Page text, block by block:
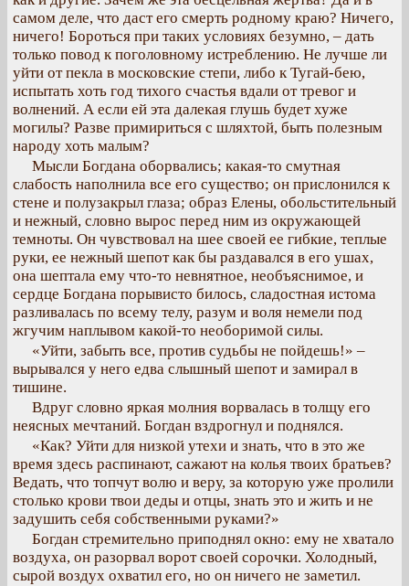
самом деле, что даст его смерть родному краю? Ничего,
ничего! Бороться при таких условиях безумно, – дать
только повод к поголовному истреблению. Не лучше ли
уйти от пекла в московские степи, либо к Тугай-бею,
испытать хоть год тихого счастья вдали от тревог и
волнений. А если ей эта далекая глушь будет хуже
могилы? Разве примириться с шляхтой, быть полезным
народу хоть малым?
Мысли Богдана оборвались; какая-то смутная
слабость наполнила все его существо; он прислонился к
стене и полузакрыл глаза; образ Елены, обольстительный
и нежный, словно вырос перед ним из окружающей
темноты. Он чувствовал на шее своей ее гибкие, теплые
руки, ее нежный шепот как бы раздавался в его ушах,
она шептала ему что-то невнятное, необъяснимое, и
сердце Богдана порывисто билось, сладостная истома
разливалась по всему телу, разум и воля немели под
жгучим наплывом какой-то необоримой силы.
«Уйти, забыть все, против судьбы не пойдешь!» –
вырывался у него едва слышный шепот и замирал в
тишине.
Вдруг словно яркая молния ворвалась в толщу его
неясных мечтаний. Богдан вздрогнул и поднялся.
«Как? Уйти для низкой утехи и знать, что в это же
время здесь распинают, сажают на колья твоих братьев?
Ведать, что топчут волю и веру, за которую уже пролили
столько крови твои деды и отцы, знать это и жить и не
задушить себя собственными руками?»
Богдан стремительно приподнял окно: ему не хватало
воздуха, он разорвал ворот своей сорочки. Холодный,
сырой воздух охватил его, но он ничего не заметил.